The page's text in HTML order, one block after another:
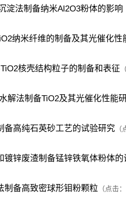
淀法制备纳米Al2O3粉体的影响
纳米纤维的制备及其光催化性
核壳结构粒子的制备和表征
解法制备TiO2及其光催化性能
备高纯石英砂工艺的试验研究
镀锌废渣制备锰锌铁氧体粉体的
制备高致密球形钼粉颗粒 （点击：